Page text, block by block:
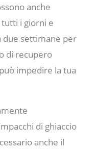
anche
i giorni e
settimane per
di recupero
impedire la tua
di ghiaccio
anche il